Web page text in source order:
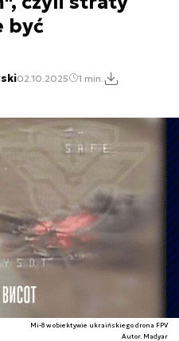
być
02.10.2025 1 min.
Mi-8 w obiektywie ukraińskiego drona FPV
Autor. Madyar